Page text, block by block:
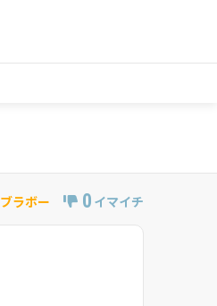
ブラボー 0 イマイチ